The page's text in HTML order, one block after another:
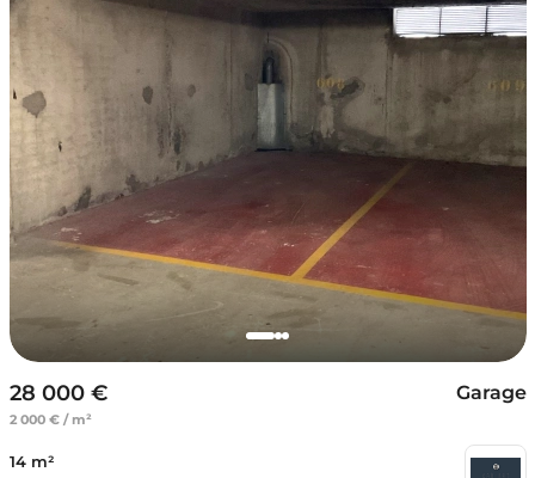
28 000 €
2 000 € / m²
Garage
14 m²